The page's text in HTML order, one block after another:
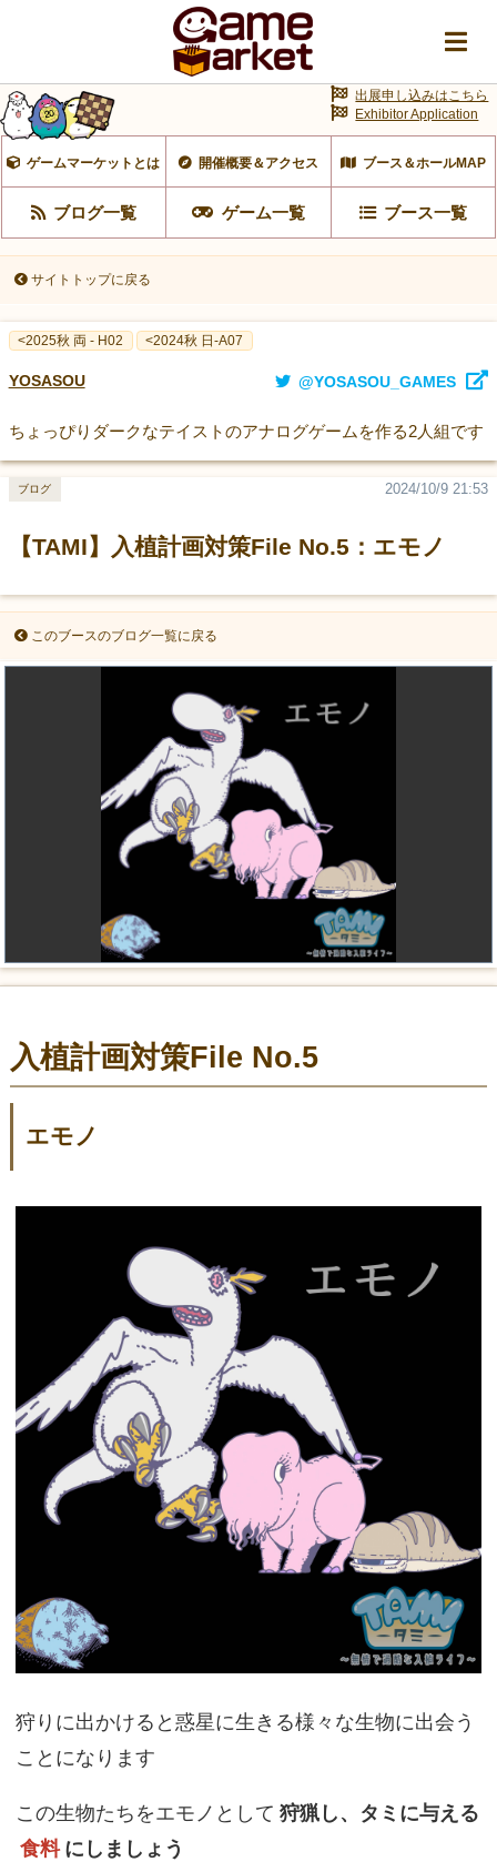
ゲームマーケットとは 開催概要＆アクセス ブース＆ホールMAP
ブログ一覧 ゲーム一覧 ブース一覧
出展申し込みはこちら
Exhibitor Application
サイトトップに戻る
<2025秋 両 - H02 <2024秋 日-A07
YOSASOU @YOSASOU_GAMES
ちょっぴりダークなテイストのアナログゲームを作る2人組です
【TAMI】入植計画対策File No.5：エモノ
2024/10/9 21:53
ブログ
このブースのブログ一覧に戻る
入植計画対策File No.5
エモノ
狩りに出かけると惑星に生きる様々な生物に出会う
ことになります
この生物たちをエモノとして 狩猟し、タミに与える
食料 にしましょう